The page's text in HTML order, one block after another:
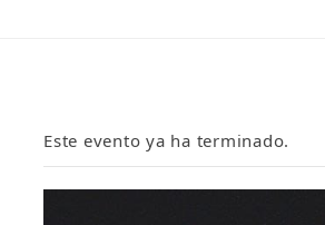
Este evento ya ha terminado.